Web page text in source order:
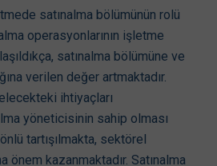
satınalma bölümünün rolü
operasyonlarının işletme
satınalma bölümüne ve
verilen değer artmaktadır.
ihtiyaçları
yöneticisinin sahip olması
tartışılmakta, sektörel
önem kazanmaktadır. Satınalma